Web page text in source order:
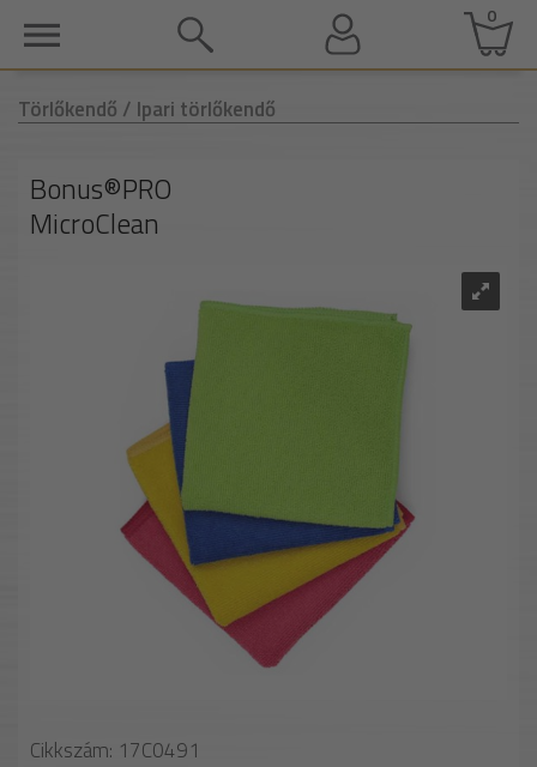
0
Törlőkendő / Ipari törlőkendő
Bonus®PRO
MicroClean
Cikkszám: 17C0491